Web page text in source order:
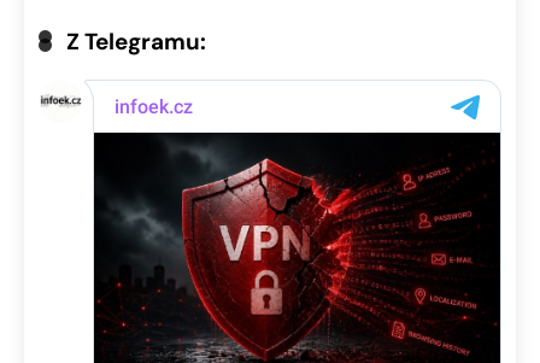
Z Telegramu: